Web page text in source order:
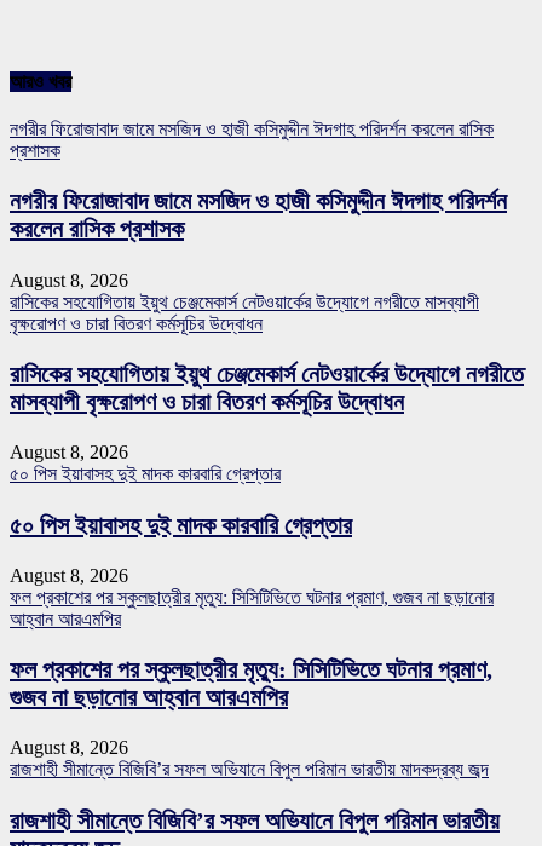
আরও খবর
নগরীর ফিরোজাবাদ জামে মসজিদ ও হাজী কসিমুদ্দীন ঈদগাহ পরিদর্শন করলেন রাসিক
প্রশাসক
নগরীর ফিরোজাবাদ জামে মসজিদ ও হাজী কসিমুদ্দীন ঈদগাহ পরিদর্শন
করলেন রাসিক প্রশাসক
August 8, 2026
রাসিকের সহযোগিতায় ইয়ুথ চেঞ্জমেকার্স নেটওয়ার্কের উদ্যোগে নগরীতে মাসব্যাপী
বৃক্ষরোপণ ও চারা বিতরণ কর্মসূচির উদ্বোধন
রাসিকের সহযোগিতায় ইয়ুথ চেঞ্জমেকার্স নেটওয়ার্কের উদ্যোগে নগরীতে
মাসব্যাপী বৃক্ষরোপণ ও চারা বিতরণ কর্মসূচির উদ্বোধন
August 8, 2026
৫০ পিস ইয়াবাসহ দুই মাদক কারবারি গ্রেপ্তার
৫০ পিস ইয়াবাসহ দুই মাদক কারবারি গ্রেপ্তার
August 8, 2026
ফল প্রকাশের পর স্কুলছাত্রীর মৃত্যু: সিসিটিভিতে ঘটনার প্রমাণ, গুজব না ছড়ানোর
আহ্বান আরএমপির
ফল প্রকাশের পর স্কুলছাত্রীর মৃত্যু: সিসিটিভিতে ঘটনার প্রমাণ,
গুজব না ছড়ানোর আহ্বান আরএমপির
August 8, 2026
রাজশাহী সীমান্তে বিজিবি’র সফল অভিযানে বিপুল পরিমান ভারতীয় মাদকদ্রব্য জব্দ
রাজশাহী সীমান্তে বিজিবি’র সফল অভিযানে বিপুল পরিমান ভারতীয়